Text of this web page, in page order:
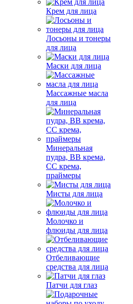
Крем для лица
Лосьоны и тонеры
для лица
Маски для лица
Массажные масла
для лица
Минеральная
пудра, BB крема,
СС крема,
праймеры
Мисты для лица
Молочко и
флюиды для лица
Отбеливающие
средства для лица
Патчи для глаз